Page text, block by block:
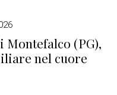
Montefalco (PG),
nel cuore